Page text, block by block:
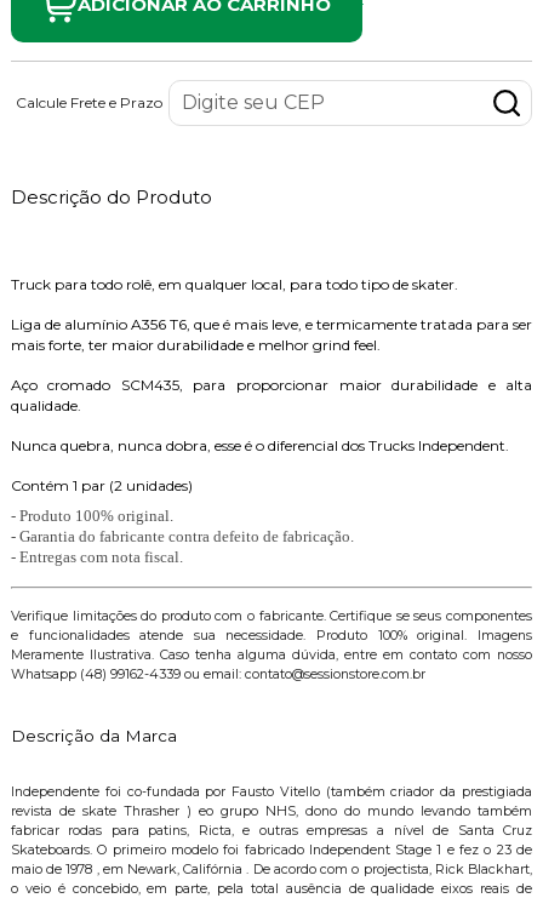
ADICIONAR AO CARRINHO
Calcule Frete e Prazo
Descrição do Produto
Truck para todo rolê, em qualquer local, para todo tipo de skater.
Liga de alumínio A356 T6, que é mais leve, e termicamente tratada para ser
mais forte, ter maior durabilidade e melhor grind feel.
Aço cromado SCM435, para proporcionar maior durabilidade e alta
qualidade.
Nunca quebra, nunca dobra, esse é o diferencial dos Trucks Independent.
Contém 1 par (2 unidades)
- Produto 100% original.
- Garantia do fabricante contra defeito de fabricação.
- Entregas com nota fiscal.
Verifique limitações do produto com o fabricante. Certifique se seus componentes
e funcionalidades atende sua necessidade. Produto 100% original. Imagens
Meramente Ilustrativa. Caso tenha alguma dúvida, entre em contato com nosso
Whatsapp (48) 99162-4339 ou email: contato@sessionstore.com.br
Descrição da Marca
Independente foi co-fundada por Fausto Vitello (também criador da prestigiada
revista de skate Thrasher ) eo grupo NHS, dono do mundo levando também
fabricar rodas para patins, Ricta, e outras empresas a nível de Santa Cruz
Skateboards. O primeiro modelo foi fabricado Independent Stage 1 e fez o 23 de
maio de 1978 , em Newark, Califórnia . De acordo com o projectista, Rick Blackhart,
o veio é concebido, em parte, pela total ausência de qualidade eixos reais de